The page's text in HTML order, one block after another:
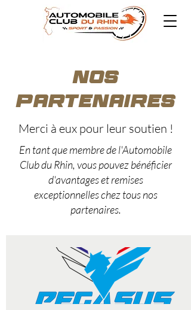
Nos
Partenaires
Merci à eux pour leur soutien !
En tant que membre de l'Automobile
Club du Rhin, vous pouvez bénéficier
d'avantages et remises
exceptionnelles chez tous nos
partenaires.